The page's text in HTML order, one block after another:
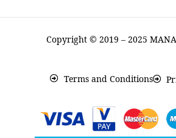
Copyright © 2019 – 2025
Terms and Conditions